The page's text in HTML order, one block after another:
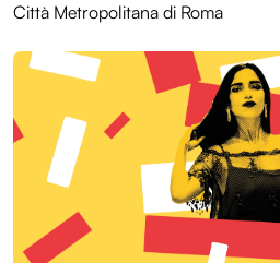
Città Metropolitana di Roma